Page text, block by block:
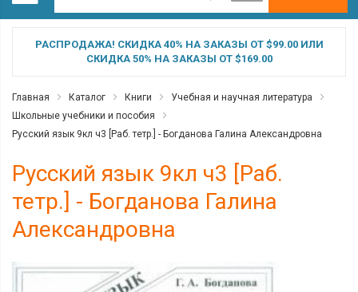
РАСПРОДАЖА! СКИДКА 40% НА ЗАКАЗЫ ОТ $99.00 ИЛИ
СКИДКА 50% НА ЗАКАЗЫ ОТ $169.00
Главная Каталог Книги
Учебная и научная литература
Школьные учебники и пособия
Русский язык 9кл ч3 [Раб. тетр.] - Богданова Галина Александровна
Русский язык 9кл ч3 [Раб.
тетр.] - Богданова Галина
Александровна